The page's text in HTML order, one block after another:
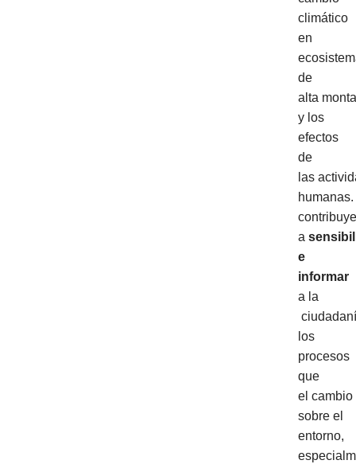
climático
en
de
alta
y los
efectos
de
las
contribuye
a
e
informar
a la
los
procesos
que
el cambio
sobre el
entorno,